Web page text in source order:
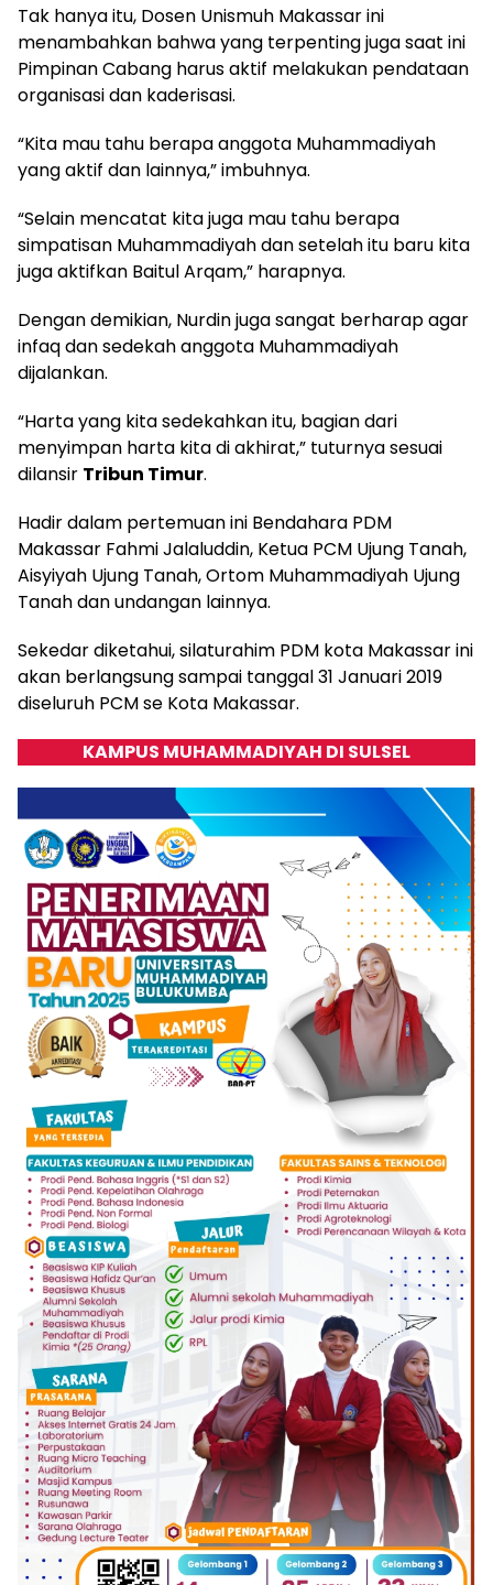
Tak hanya itu, Dosen Unismuh Makassar ini
menambahkan bahwa yang terpenting juga saat ini
Pimpinan Cabang harus aktif melakukan pendataan
organisasi dan kaderisasi.
“Kita mau tahu berapa anggota Muhammadiyah
yang aktif dan lainnya,” imbuhnya.
“Selain mencatat kita juga mau tahu berapa
simpatisan Muhammadiyah dan setelah itu baru kita
juga aktifkan Baitul Arqam,” harapnya.
Dengan demikian, Nurdin juga sangat berharap agar
infaq dan sedekah anggota Muhammadiyah
dijalankan.
“Harta yang kita sedekahkan itu, bagian dari
menyimpan harta kita di akhirat,” tuturnya sesuai
dilansir Tribun Timur.
Hadir dalam pertemuan ini Bendahara PDM
Makassar Fahmi Jalaluddin, Ketua PCM Ujung Tanah,
Aisyiyah Ujung Tanah, Ortom Muhammadiyah Ujung
Tanah dan undangan lainnya.
Sekedar diketahui, silaturahim PDM kota Makassar ini
akan berlangsung sampai tanggal 31 Januari 2019
diseluruh PCM se Kota Makassar.
KAMPUS MUHAMMADIYAH DI SULSEL